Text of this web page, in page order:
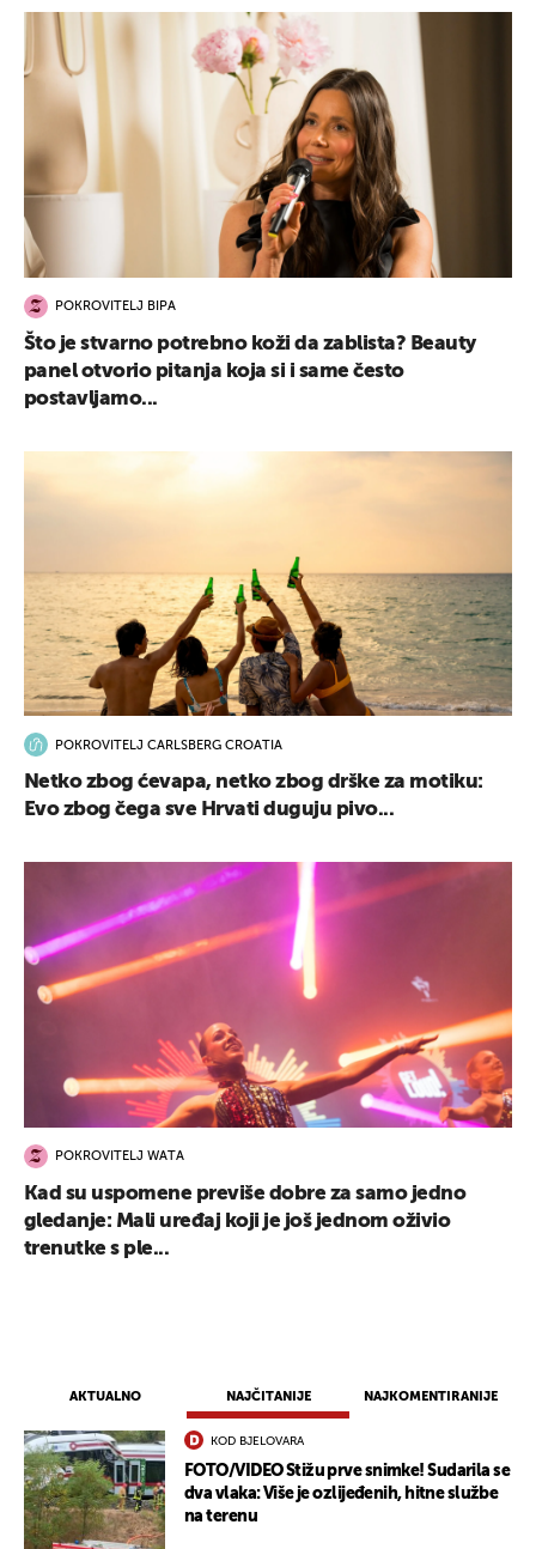
AKTUALNO NAJČITANIJE NAJKOMENTIRANIJE
KOD BJELOVARA
FOTO/VIDEO Stižu prve snimke! Sudarila se
dva vlaka: Više je ozlijeđenih, hitne službe
na terenu
POKROVITELJ BIPA
Što je stvarno potrebno koži da zablista? Beauty
panel otvorio pitanja koja si i same često
postavljamo...
POKROVITELJ CARLSBERG CROATIA
Netko zbog ćevapa, netko zbog drške za motiku:
Evo zbog čega sve Hrvati duguju pivo...
POKROVITELJ WATA
Kad su uspomene previše dobre za samo jedno
gledanje: Mali uređaj koji je još jednom oživio
trenutke s ple...